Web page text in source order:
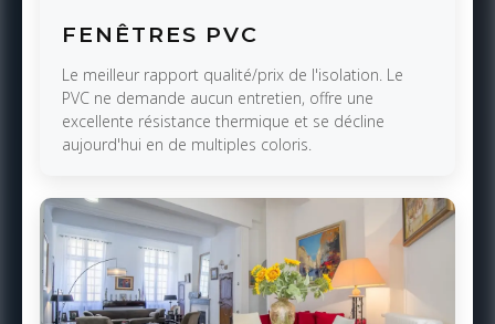
FENÊTRES PVC
Le meilleur rapport qualité/prix de l'isolation. Le
PVC ne demande aucun entretien, offre une
excellente résistance thermique et se décline
aujourd'hui en de multiples coloris.